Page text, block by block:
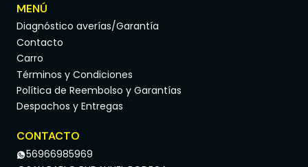
MENÚ
Diagnóstico averías/Garantía
Contacto
Carro
Términos y Condiciones
Política de Reembolso y Garantías
Despachos y Entregas
CONTACTO
56966985969